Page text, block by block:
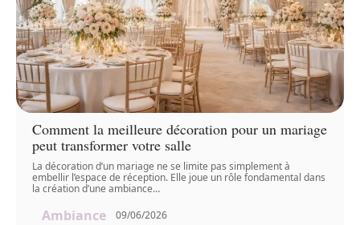
Comment la meilleure décoration pour un mariage
peut transformer votre salle
La décoration d’un mariage ne se limite pas simplement à
embellir l’espace de réception. Elle joue un rôle fondamental dans
la création d’une ambiance…
Ambiance 09/06/2026